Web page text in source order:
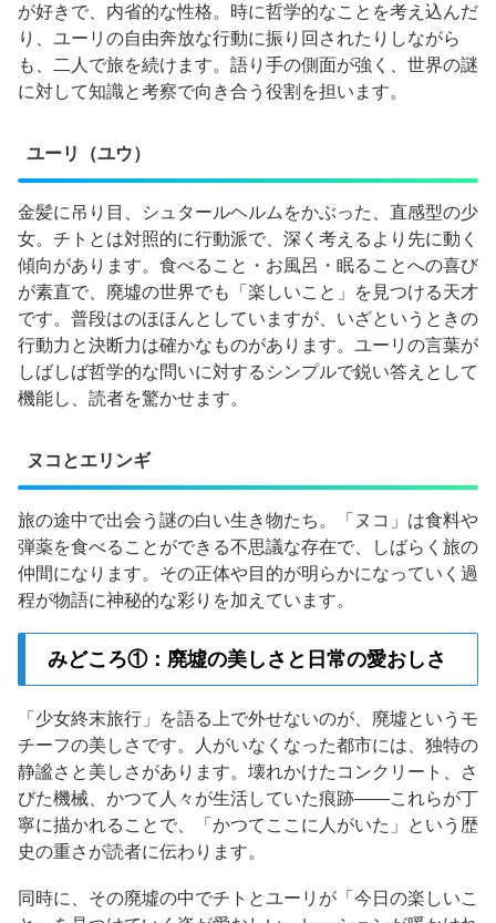
が好きで、内省的な性格。時に哲学的なことを考え込んだ
り、ユーリの自由奔放な行動に振り回されたりしながら
も、二人で旅を続けます。語り手の側面が強く、世界の謎
に対して知識と考察で向き合う役割を担います。
ユーリ（ユウ）
金髪に吊り目、シュタールヘルムをかぶった、直感型の少
女。チトとは対照的に行動派で、深く考えるより先に動く
傾向があります。食べること・お風呂・眠ることへの喜び
が素直で、廃墟の世界でも「楽しいこと」を見つける天才
です。普段はのほほんとしていますが、いざというときの
行動力と決断力は確かなものがあります。ユーリの言葉が
しばしば哲学的な問いに対するシンプルで鋭い答えとして
機能し、読者を驚かせます。
ヌコとエリンギ
旅の途中で出会う謎の白い生き物たち。「ヌコ」は食料や
弾薬を食べることができる不思議な存在で、しばらく旅の
仲間になります。その正体や目的が明らかになっていく過
程が物語に神秘的な彩りを加えています。
みどころ①：廃墟の美しさと日常の愛おしさ
「少女終末旅行」を語る上で外せないのが、廃墟というモ
チーフの美しさです。人がいなくなった都市には、独特の
静謐さと美しさがあります。壊れかけたコンクリート、さ
びた機械、かつて人々が生活していた痕跡——これらが丁
寧に描かれることで、「かつてここに人がいた」という歴
史の重さが読者に伝わります。
同時に、その廃墟の中でチトとユーリが「今日の楽しいこ